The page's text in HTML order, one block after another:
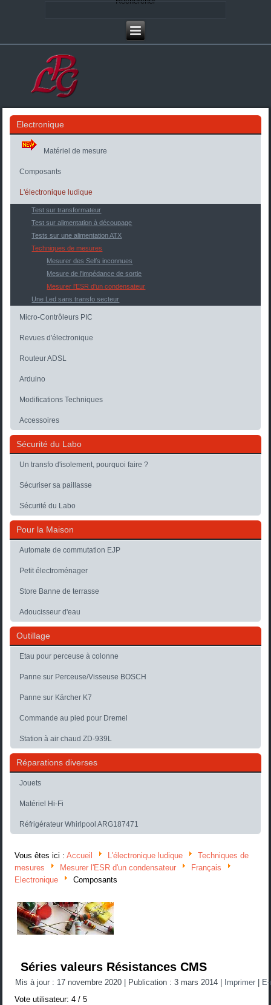
Electronique
Matériel de mesure
Composants
L'électronique ludique
Test sur transformateur
Test sur alimentation à découpage
Tests sur une alimentation ATX
Techniques de mesures
Mesurer des Selfs inconnues
Mesure de l'impédance de sortie
Mesurer l'ESR d'un condensateur
Une Led sans transfo secteur
Micro-Contrôleurs PIC
Revues d'électronique
Routeur ADSL
Arduino
Modifications Techniques
Accessoires
Sécurité du Labo
Un transfo d'isolement, pourquoi faire ?
Sécuriser sa paillasse
Sécurité du Labo
Pour la Maison
Automate de commutation EJP
Petit électroménager
Store Banne de terrasse
Adoucisseur d'eau
Outillage
Etau pour perceuse à colonne
Panne sur Perceuse/Visseuse BOSCH
Panne sur Kärcher K7
Commande au pied pour Dremel
Station à air chaud ZD-939L
Réparations diverses
Jouets
Matériel Hi-Fi
Réfrigérateur Whirlpool ARG187471
Vous êtes ici :Accueil L'électronique ludique
Techniques de
mesures
Mesurer l'ESR d'un condensateur
Français
Electronique
Composants
Séries valeurs Résistances CMS
Mis à jour : 17 novembre 2020 Publication : 3 mars 2014 Imprimer
Vote utilisateur:4 /5